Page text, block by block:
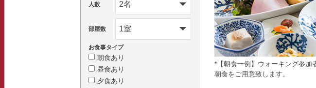
*【朝食一例】ウォーキング参加
朝食をご用意致します。
人数
部屋数
お食事タイプ
朝食あり
昼食あり
夕食あり